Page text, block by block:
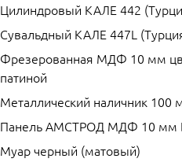
Цилиндровый КАЛЕ 442
Сувальдный КАЛЕ 447L
Фрезерованная МДФ 10 мм
патиной
Металлический наличник 100
Панель АМСТРОД МДФ 10 мм
Муар черный (матовый)